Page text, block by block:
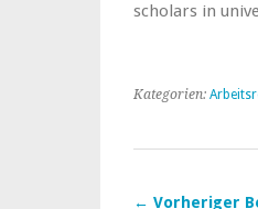
scholars in
Kategorien:
← Vorheriger